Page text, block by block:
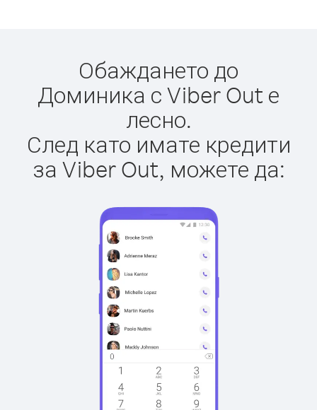
Обаждането до
Доминика с Viber Out е
лесно.
След като имате кредити
за Viber Out, можете да: